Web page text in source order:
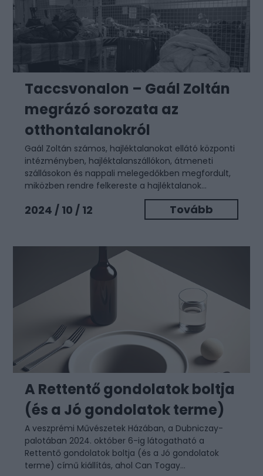
Taccsvonalon – Gaál Zoltán
megrázó sorozata az
otthontalanokról
Gaál Zoltán számos, hajléktalanokat ellátó központi
intézményben, hajléktalanszállókon, átmeneti
szállásokon és nappali melegedőkben megfordult,
miközben rendre felkereste a hajléktalanok...
2024 / 10 / 12 Tovább
A Rettentő gondolatok boltja
(és a Jó gondolatok terme)
A veszprémi Művészetek Házában, a Dubniczay-
palotában 2024. október 6-ig látogatható a
Rettentő gondolatok boltja (és a Jó gondolatok
terme) című kiállítás, ahol Can Togay...